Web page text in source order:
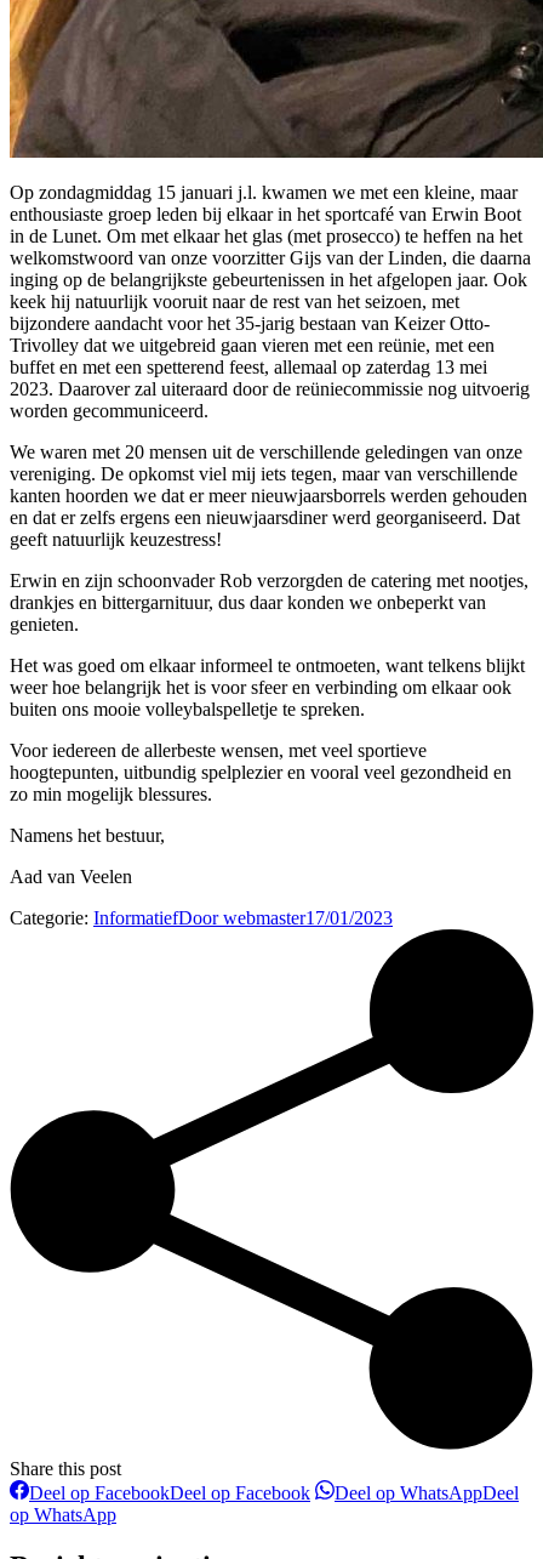
Op zondagmiddag 15 januari j.l. kwamen we met een kleine, maar
enthousiaste groep leden bij elkaar in het sportcafé van Erwin Boot
in de Lunet. Om met elkaar het glas (met prosecco) te heffen na het
welkomstwoord van onze voorzitter Gijs van der Linden, die daarna
inging op de belangrijkste gebeurtenissen in het afgelopen jaar. Ook
keek hij natuurlijk vooruit naar de rest van het seizoen, met
bijzondere aandacht voor het 35-jarig bestaan van Keizer Otto-
Trivolley dat we uitgebreid gaan vieren met een reünie, met een
buffet en met een spetterend feest, allemaal op zaterdag 13 mei
2023. Daarover zal uiteraard door de reüniecommissie nog uitvoerig
worden gecommuniceerd.
We waren met 20 mensen uit de verschillende geledingen van onze
vereniging. De opkomst viel mij iets tegen, maar van verschillende
kanten hoorden we dat er meer nieuwjaarsborrels werden gehouden
en dat er zelfs ergens een nieuwjaarsdiner werd georganiseerd. Dat
geeft natuurlijk keuzestress!
Erwin en zijn schoonvader Rob verzorgden de catering met nootjes,
drankjes en bittergarnituur, dus daar konden we onbeperkt van
genieten.
Het was goed om elkaar informeel te ontmoeten, want telkens blijkt
weer hoe belangrijk het is voor sfeer en verbinding om elkaar ook
buiten ons mooie volleybalspelletje te spreken.
Voor iedereen de allerbeste wensen, met veel sportieve
hoogtepunten, uitbundig spelplezier en vooral veel gezondheid en
zo min mogelijk blessures.
Namens het bestuur,
Aad van Veelen
Categorie: InformatiefDoorwebmaster17/01/2023
Share this post
Deel op FacebookDeel op Facebook Deel op WhatsAppDeel
op WhatsApp